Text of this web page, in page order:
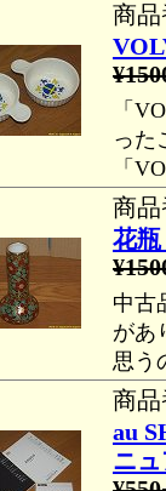
商品
「
った
「
商品
花
中古
があ
思う
商品
au
ニ